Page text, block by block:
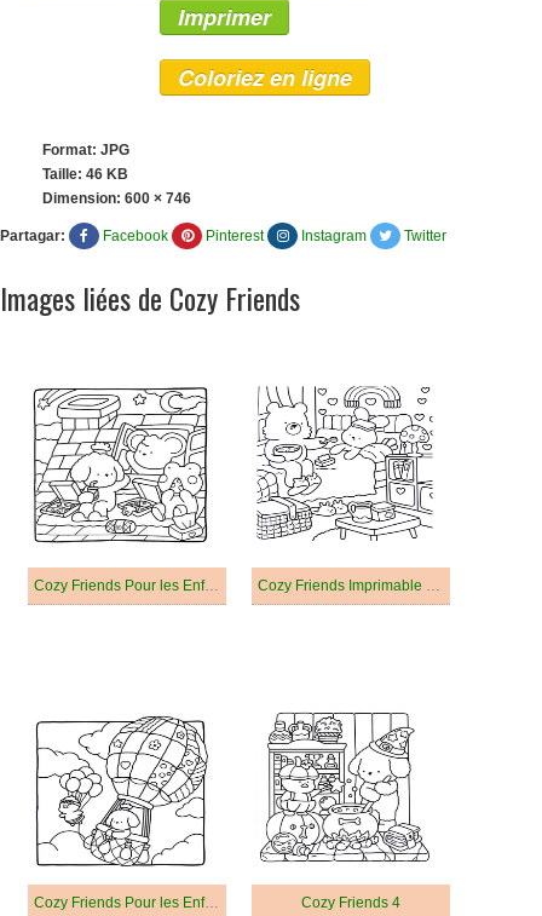
Imprimer
Coloriez en ligne
Format: JPG
Taille: 46 KB
Dimension: 600 × 746
Partagar: Facebook Pinterest Instagram Twitter
Images liées de Cozy Friends
Cozy Friends Pour les Enfants de 3 Ans Cozy Friends Imprimable Pour Enfants
Cozy Friends Pour les Enfants Cozy Friends 4